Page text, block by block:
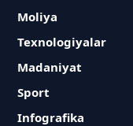
Moliya
Texnologiyalar
Madaniyat
Sport
Infografika